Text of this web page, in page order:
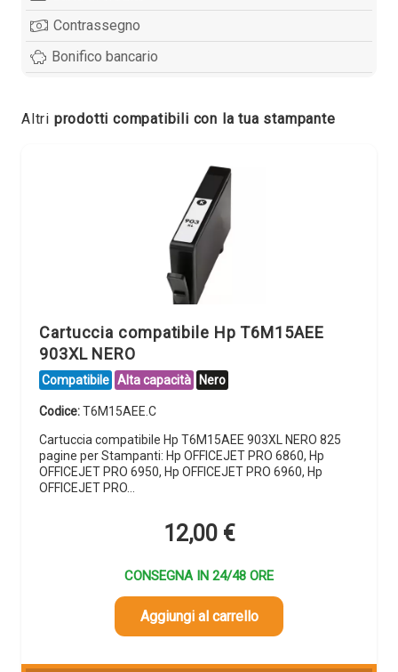
Contrassegno
Bonifico bancario
Altri prodotti compatibili con la tua stampante
Cartuccia compatibile Hp T6M15AEE
903XL NERO
Compatibile Alta capacità Nero
Codice:T6M15AEE.C
Cartuccia compatibile Hp T6M15AEE 903XL NERO 825
pagine per Stampanti: Hp OFFICEJET PRO 6860, Hp
OFFICEJET PRO 6950, Hp OFFICEJET PRO 6960, Hp
OFFICEJET PRO…
12,00 €
CONSEGNA IN 24/48 ORE
Aggiungi al carrello